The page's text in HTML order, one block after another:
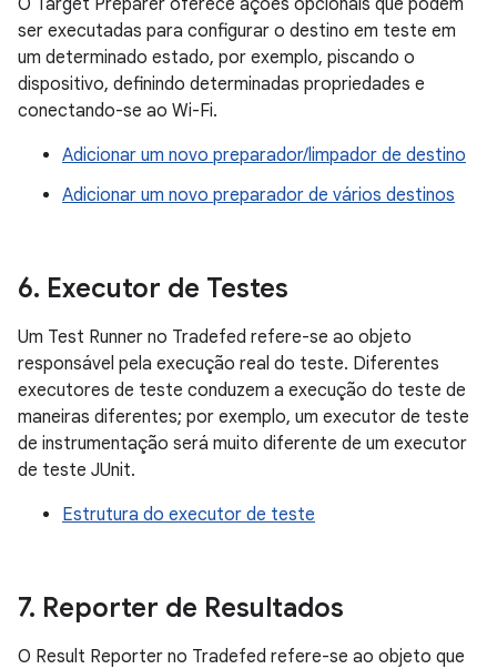
O Target Preparer oferece ações opcionais que podem
ser executadas para configurar o destino em teste em
um determinado estado, por exemplo, piscando o
dispositivo, definindo determinadas propriedades e
conectando-se ao Wi-Fi.
Adicionar um novo preparador/limpador de destino
Adicionar um novo preparador de vários destinos
6. Executor de Testes
Um Test Runner no Tradefed refere-se ao objeto
responsável pela execução real do teste. Diferentes
executores de teste conduzem a execução do teste de
maneiras diferentes; por exemplo, um executor de teste
de instrumentação será muito diferente de um executor
de teste JUnit.
Estrutura do executor de teste
7. Reporter de Resultados
O Result Reporter no Tradefed refere-se ao objeto que